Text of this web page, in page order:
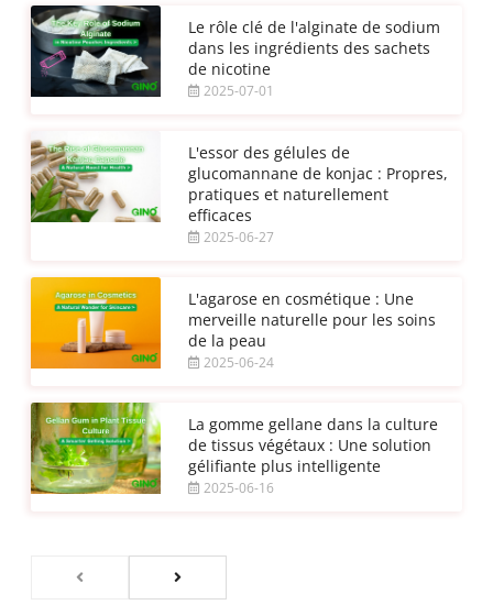
Le rôle clé de l'alginate de sodium
dans les ingrédients des sachets
de nicotine
2025-07-01
L'essor des gélules de
glucomannane de konjac : Propres,
pratiques et naturellement
efficaces
2025-06-27
L'agarose en cosmétique : Une
merveille naturelle pour les soins
de la peau
2025-06-24
La gomme gellane dans la culture
de tissus végétaux : Une solution
gélifiante plus intelligente
2025-06-16